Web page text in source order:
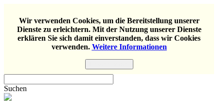
Wir verwenden Cookies, um die Bereitstellung unserer
Dienste zu erleichtern. Mit der Nutzung unserer Dienste
erklären Sie sich damit einverstanden, dass wir Cookies
verwenden. Weitere Informationen
Suchen